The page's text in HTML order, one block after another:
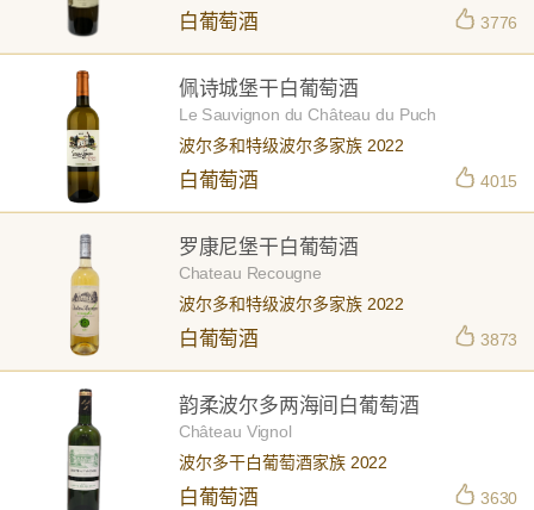
白葡萄酒 3776
佩诗城堡干白葡萄酒
Le Sauvignon du Château du Puch
波尔多和特级波尔多家族 2022
白葡萄酒 4015
罗康尼堡干白葡萄酒
Chateau Recougne
波尔多和特级波尔多家族 2022
白葡萄酒 3873
韵柔波尔多两海间白葡萄酒
Château Vignol
波尔多干白葡萄酒家族 2022
白葡萄酒 3630